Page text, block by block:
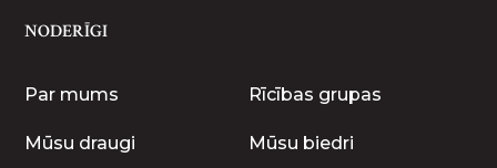
NODERĪGI
Par mums Rīcības grupas
Mūsu draugi Mūsu biedri